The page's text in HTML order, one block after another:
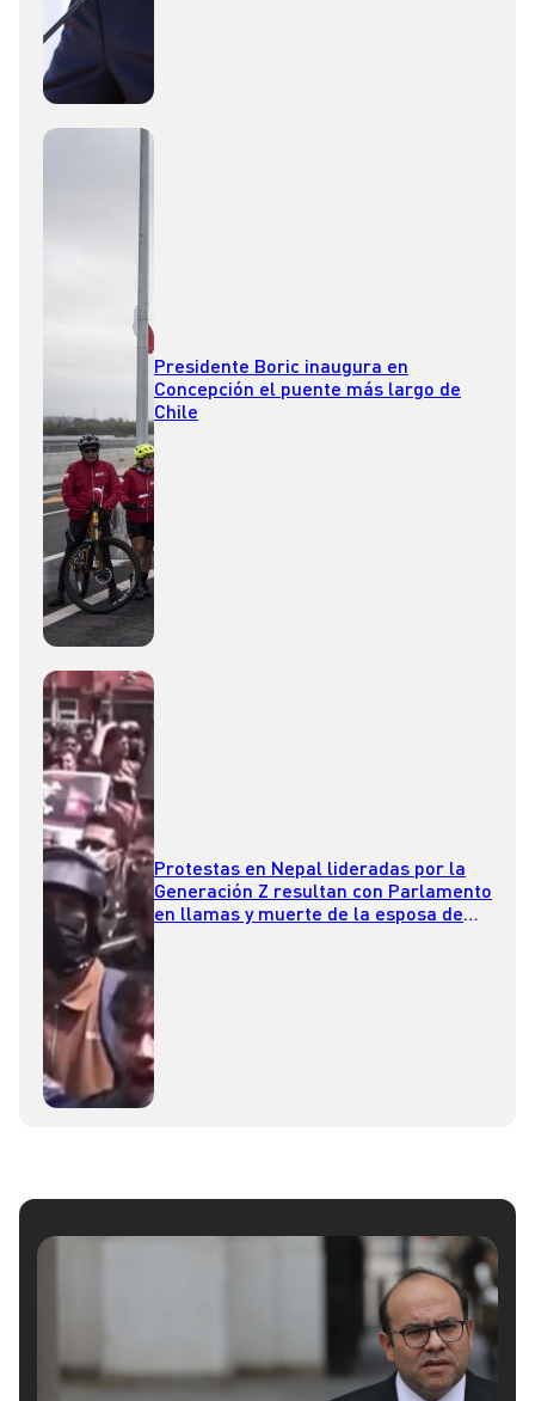
Presidente Boric inaugura en
Concepción el puente más largo de
Chile
Protestas en Nepal lideradas por la
Generación Z resultan con Parlamento
en llamas y muerte de la esposa de